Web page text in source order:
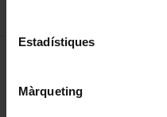
Estadístiques
Màrqueting